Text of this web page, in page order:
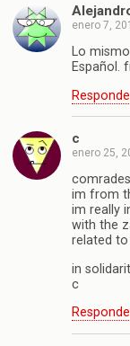
enero 7,
Lo
Español.
c
enero 25,
im from
im really
with the
related
in
c